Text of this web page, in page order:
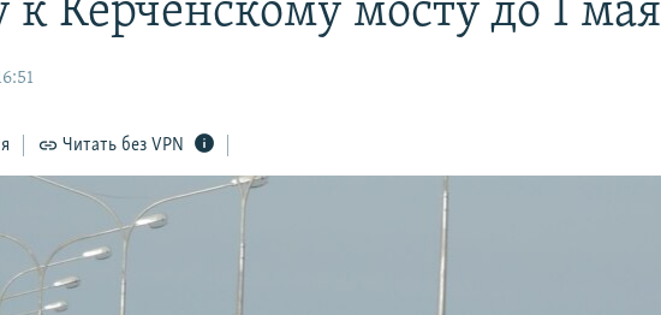
к Керченскому мосту до 1 мая
Читать без VPN